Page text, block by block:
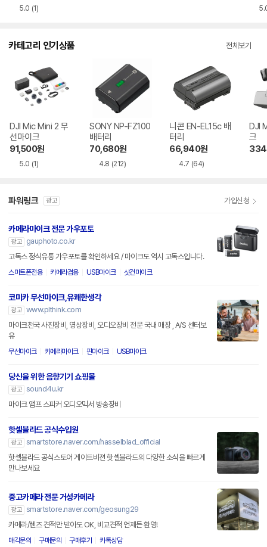
5.0 (1)
카테고리 인기상품 전체보기
DJI Mic Mini 2 무
선마이크
91,500원
5.0 (1)
SONY NP-FZ100
배터리
70,680원
4.8 (212)
니콘 EN-EL15c 배
터리
66,940원
4.7 (64)
DJI
크
파워링크 광고 가입신청
카메라마이크 전문 가우포토
광고
gauphoto.co.kr
고독스 정식유통 가우포토를 확인하세요 / 마이크도 역시 고독스입니다.
스마트폰전용 카메라겸용 USB마이크 샷건마이크
코미카 무선마이크,유쾌한생각
광고 www.plthink.com
마이크천국 사진장비, 영상장비, 오디오장비 전문 국내 매장 , A/S 센터보
유
무선마이크 카메라마이크 핀마이크 USB마이크
당신을 위한 음향기기 쇼핑몰
광고 sound4u.kr
마이크 앰프 스피커 오디오믹서 방송장비
핫셀블라드 공식수입원
광고 smartstore.naver.com/hasselblad_official
핫셀블라드 공식스토어 게이트비젼 핫셀블라드의 다양한 소식을 빠르게
만나보세요
중고카메라 전문 거성카메라
광고 smartstore.naver.com/geosung29
카메라/렌즈 견적만 받아도 OK, 비교견적 언제든 환영!
매각문의 구매문의 구매후기 카톡상담